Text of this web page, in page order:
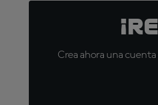
Crea ahora una